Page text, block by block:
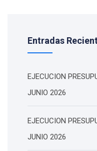
Entradas
EJECUCION
JUNIO 2026
EJECUCION
JUNIO 2026